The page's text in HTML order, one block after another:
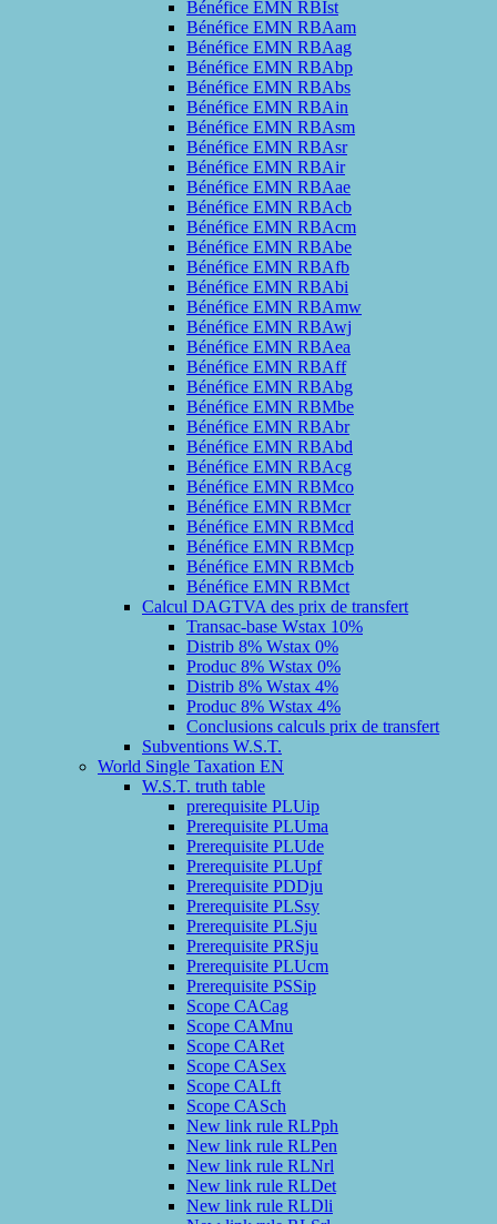
Bénéfice EMN RBIst
Bénéfice EMN RBAam
Bénéfice EMN RBAag
Bénéfice EMN RBAbp
Bénéfice EMN RBAbs
Bénéfice EMN RBAin
Bénéfice EMN RBAsm
Bénéfice EMN RBAsr
Bénéfice EMN RBAir
Bénéfice EMN RBAae
Bénéfice EMN RBAcb
Bénéfice EMN RBAcm
Bénéfice EMN RBAbe
Bénéfice EMN RBAfb
Bénéfice EMN RBAbi
Bénéfice EMN RBAmw
Bénéfice EMN RBAwj
Bénéfice EMN RBAea
Bénéfice EMN RBAff
Bénéfice EMN RBAbg
Bénéfice EMN RBMbe
Bénéfice EMN RBAbr
Bénéfice EMN RBAbd
Bénéfice EMN RBAcg
Bénéfice EMN RBMco
Bénéfice EMN RBMcr
Bénéfice EMN RBMcd
Bénéfice EMN RBMcp
Bénéfice EMN RBMcb
Bénéfice EMN RBMct
Calcul DAGTVA des prix de transfert
Transac-base Wstax 10%
Distrib 8% Wstax 0%
Produc 8% Wstax 0%
Distrib 8% Wstax 4%
Produc 8% Wstax 4%
Conclusions calculs prix de transfert
Subventions W.S.T.
World Single Taxation EN
W.S.T. truth table
prerequisite PLUip
Prerequisite PLUma
Prerequisite PLUde
Prerequisite PLUpf
Prerequisite PDDju
Prerequisite PLSsy
Prerequisite PLSju
Prerequisite PRSju
Prerequisite PLUcm
Prerequisite PSSip
Scope CACag
Scope CAMnu
Scope CARet
Scope CASex
Scope CALft
Scope CASch
New link rule RLPph
New link rule RLPen
New link rule RLNrl
New link rule RLDet
New link rule RLDli